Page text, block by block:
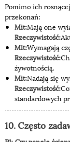
Pomimo ich
przekonań:
Mit:Mają one
Rzeczywistość:
Mit:Wymagają
Rzeczywistość:
żywotnością.
Mit:Nadają się
Rzeczywistość:
standardowych
10. Często